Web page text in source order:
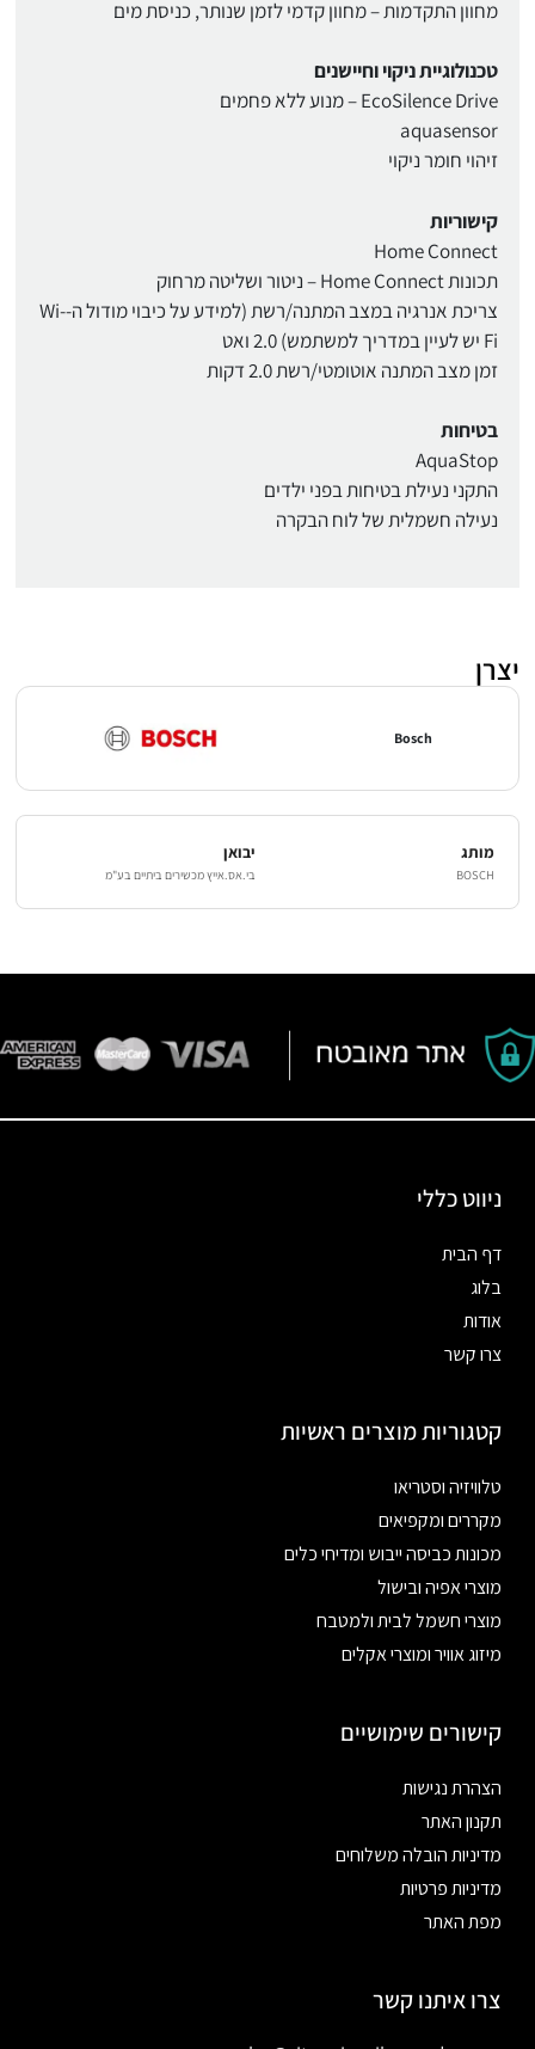
מחוון התקדמות – מחוון קדמי לזמן שנותר, כניסת מים
טכנולוגיית ניקוי וחיישנים
EcoSilence Drive – מנוע ללא פחמים
aquasensor
זיהוי חומר ניקוי
קישוריות
Home Connect
תכונות Home Connect – ניטור ושליטה מרחוק
צריכת אנרגיה במצב המתנה/רשת (למידע על כיבוי מודול ה-Wi-
Fi יש לעיין במדריך למשתמש) 2.0 ואט
זמן מצב המתנה אוטומטי/רשת 2.0 דקות
בטיחות
AquaStop
התקני נעילת בטיחות בפני ילדים
נעילה חשמלית של לוח הבקרה
יצרן
Bosch
מותג
BOSCH
יבואן
בי.אס.אייץ מכשירים ביתיים בע"מ
ניווט כללי
דף הבית
בלוג
אודות
צרו קשר
קטגוריות מוצרים ראשיות
טלוויזיה וסטריאו
מקררים ומקפיאים
מכונות כביסה ייבוש ומדיחי כלים
מוצרי אפיה ובישול
מוצרי חשמל לבית ולמטבח
מיזוג אוויר ומוצרי אקלים
קישורים שימושיים
הצהרת נגישות
תקנון האתר
מדיניות הובלה משלוחים
מדיניות פרטיות
מפת האתר
צרו איתנו קשר